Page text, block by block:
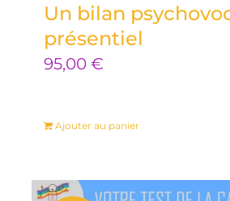
Un bilan
présentiel
95,00 €
Ajouter au panier